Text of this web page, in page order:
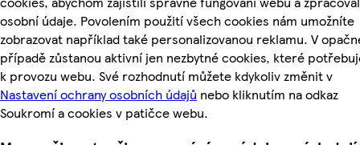
osobní údaje. Povolením použití všech cookies nám umožníte
zobrazovat například také personalizovanou reklamu. V
případě zůstanou aktivní jen nezbytné cookies, které
k provozu webu. Své rozhodnutí můžete kdykoliv změnit v
Nastavení ochrany osobních údajů nebo kliknutím na odkaz
Soukromí a cookies v patičce webu.